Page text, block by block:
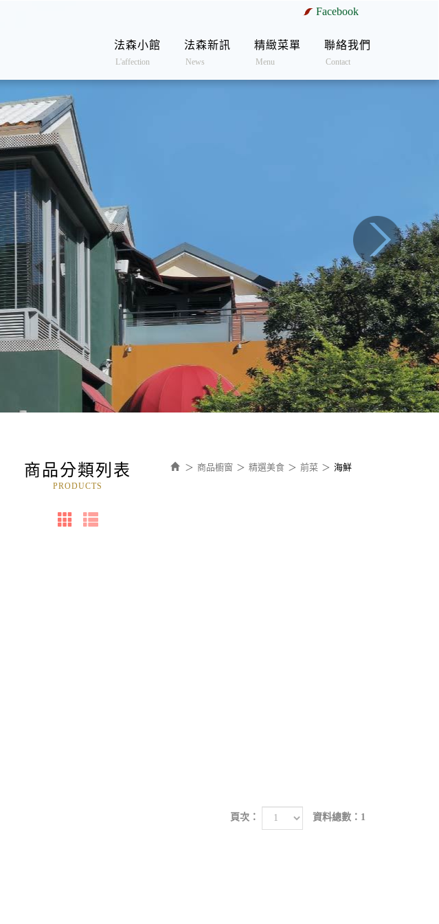
法森小館
L'affection
法森新訊
News
精緻菜單
Menu
聯絡我們
Contact
Facebook
商品櫥窗 精選美食 前菜 海鮮
PRODUCTS
商品分類列表
頁次： 資料總數：1